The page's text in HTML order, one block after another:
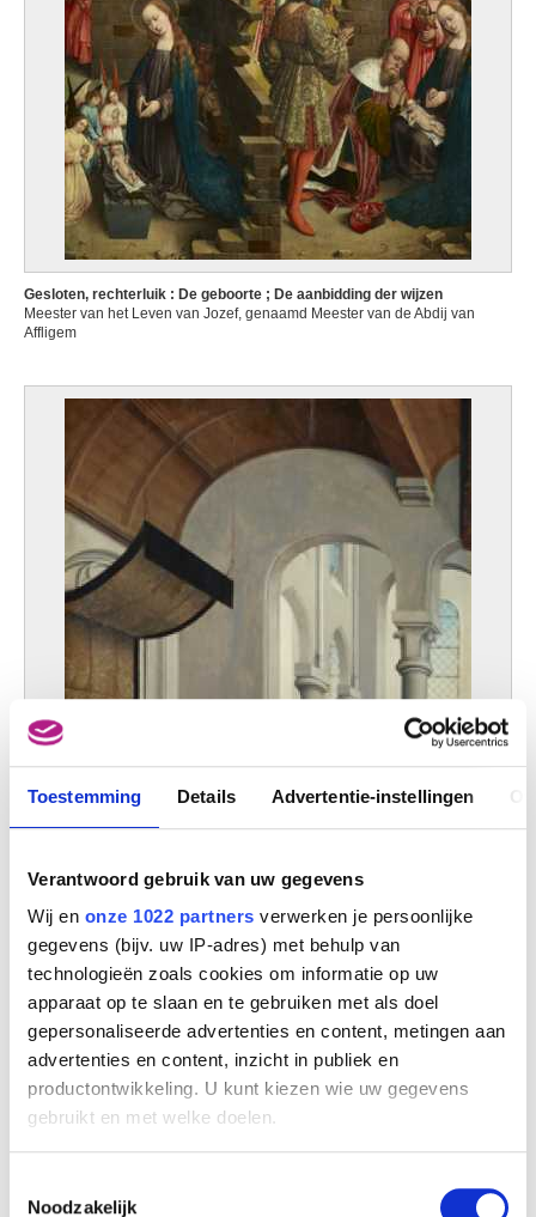
Toestemming Details Advertentie-instellingen
Verantwoord gebruik van uw gegevens
Wij en onze 1022 partners verwerken je persoonlijke
gegevens (bijv. uw IP-adres) met behulp van
technologieën zoals cookies om informatie op uw
apparaat op te slaan en te gebruiken met als doel
gepersonaliseerde advertenties en content, metingen aan
advertenties en content, inzicht in publiek en
productontwikkeling. U kunt kiezen wie uw gegevens
gebruikt en met welke doelen.
Informatie verzamelen over uw geografische
Noodzakelijk
Gesloten, rechterluik : De geboorte ; De aanbidding der wijzen
Meester van het Leven van Jozef, genaamd Meester van de Abdij van
Affligem